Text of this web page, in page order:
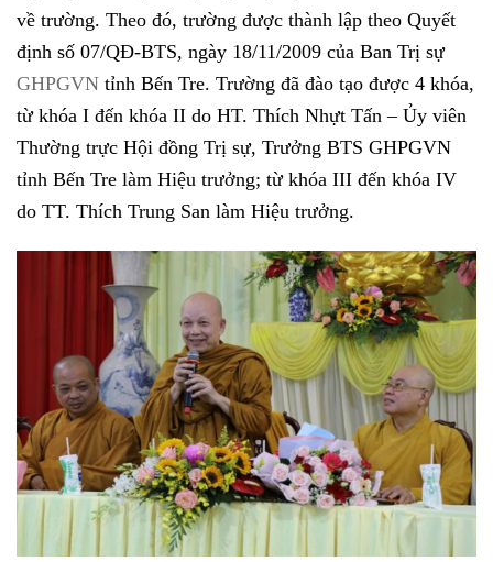
về trường. Theo đó, trường được thành lập theo Quyết
định số 07/QĐ-BTS, ngày 18/11/2009 của Ban Trị sự
GHPGVN tỉnh Bến Tre. Trường đã đào tạo được 4 khóa,
từ khóa I đến khóa II do HT. Thích Nhựt Tấn – Ủy viên
Thường trực Hội đồng Trị sự, Trưởng BTS GHPGVN
tỉnh Bến Tre làm Hiệu trưởng; từ khóa III đến khóa IV
do TT. Thích Trung San làm Hiệu trưởng.